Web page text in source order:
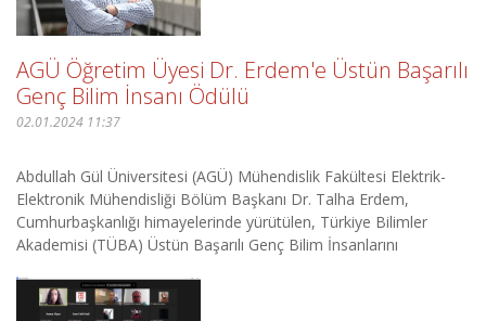
AGÜ Öğretim Üyesi Dr. Erdem'e Üstün Başarılı
Genç Bilim İnsanı Ödülü
02.01.2024 11:37
Abdullah Gül Üniversitesi (AGÜ) Mühendislik Fakültesi Elektrik-
Elektronik Mühendisliği Bölüm Başkanı Dr. Talha Erdem,
Cumhurbaşkanlığı himayelerinde yürütülen, Türkiye Bilimler
Akademisi (TÜBA) Üstün Başarılı Genç Bilim İnsanlarını